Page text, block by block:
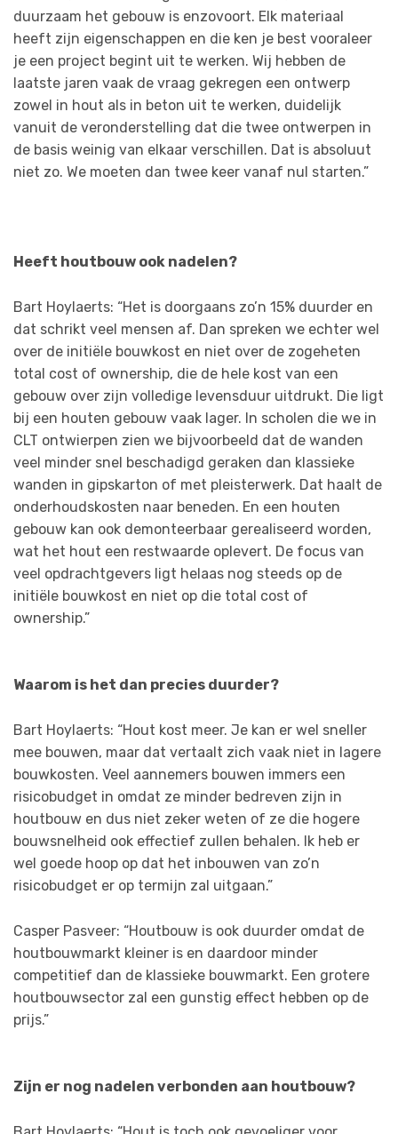
duurzaam het gebouw is enzovoort. Elk materiaal
heeft zijn eigenschappen en die ken je best vooraleer
je een project begint uit te werken. Wij hebben de
laatste jaren vaak de vraag gekregen een ontwerp
zowel in hout als in beton uit te werken, duidelijk
vanuit de veronderstelling dat die twee ontwerpen in
de basis weinig van elkaar verschillen. Dat is absoluut
niet zo. We moeten dan twee keer vanaf nul starten.”
Heeft houtbouw ook nadelen?
Bart Hoylaerts: “Het is doorgaans zo’n 15% duurder en
dat schrikt veel mensen af. Dan spreken we echter wel
over de initiële bouwkost en niet over de zogeheten
total cost of ownership, die de hele kost van een
gebouw over zijn volledige levensduur uitdrukt. Die ligt
bij een houten gebouw vaak lager. In scholen die we in
CLT ontwierpen zien we bijvoorbeeld dat de wanden
veel minder snel beschadigd geraken dan klassieke
wanden in gipskarton of met pleisterwerk. Dat haalt de
onderhoudskosten naar beneden. En een houten
gebouw kan ook demonteerbaar gerealiseerd worden,
wat het hout een restwaarde oplevert. De focus van
veel opdrachtgevers ligt helaas nog steeds op de
initiële bouwkost en niet op die total cost of
ownership.”
Waarom is het dan precies duurder?
Bart Hoylaerts: “Hout kost meer. Je kan er wel sneller
mee bouwen, maar dat vertaalt zich vaak niet in lagere
bouwkosten. Veel aannemers bouwen immers een
risicobudget in omdat ze minder bedreven zijn in
houtbouw en dus niet zeker weten of ze die hogere
bouwsnelheid ook effectief zullen behalen. Ik heb er
wel goede hoop op dat het inbouwen van zo’n
risicobudget er op termijn zal uitgaan.”
Casper Pasveer: “Houtbouw is ook duurder omdat de
houtbouwmarkt kleiner is en daardoor minder
competitief dan de klassieke bouwmarkt. Een grotere
houtbouwsector zal een gunstig effect hebben op de
prijs.”
Zijn er nog nadelen verbonden aan houtbouw?